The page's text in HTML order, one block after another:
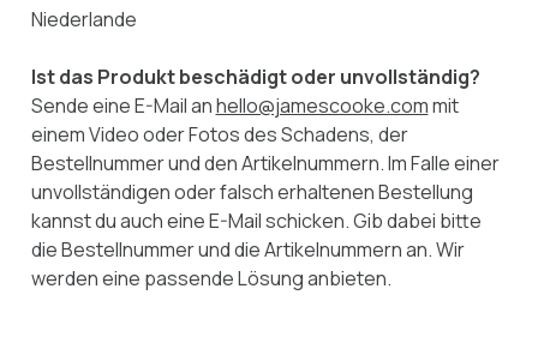
Niederlande
Ist das Produkt beschädigt oder unvollständig?
Sende eine E-Mail anhello@jamescooke.commit
einem Video oder Fotos des Schadens, der
Bestellnummer und den Artikelnummern. Im Falle einer
unvollständigen oder falsch erhaltenen Bestellung
kannst du auch eine E-Mail schicken. Gib dabei bitte
die Bestellnummer und die Artikelnummern an. Wir
werden eine passende Lösung anbieten.